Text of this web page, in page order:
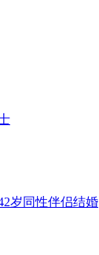
岁同性伴侣结婚